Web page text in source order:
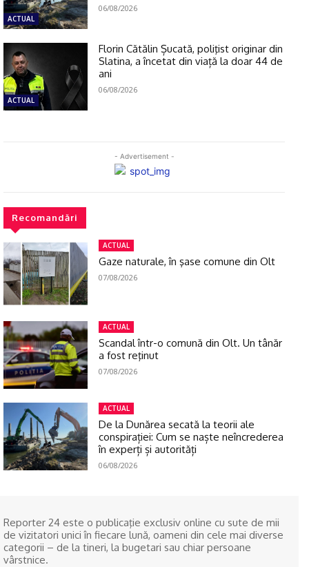
ACTUAL
06/08/2026
ACTUAL
Florin Cătălin Șucată, poliţist originar din
Slatina, a încetat din viață la doar 44 de
ani
06/08/2026
- Advertisement -
Recomandări
ACTUAL
Gaze naturale, în şase comune din Olt
07/08/2026
ACTUAL
Scandal într-o comună din Olt. Un tânăr
a fost reţinut
07/08/2026
ACTUAL
De la Dunărea secată la teorii ale
conspirației: Cum se naște neîncrederea
în experți și autorități
06/08/2026
Reporter 24 este o publicaţie exclusiv online cu sute de mii
de vizitatori unici în fiecare lună, oameni din cele mai diverse
categorii – de la tineri, la bugetari sau chiar persoane
vârstnice.